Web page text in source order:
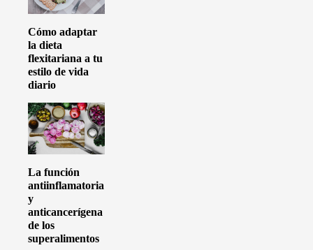
Cómo adaptar
la dieta
flexitariana a tu
estilo de vida
diario
La función
antiinflamatoria
y
anticancerígena
de los
superalimentos